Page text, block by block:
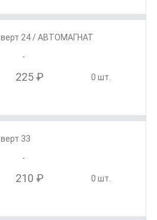
24 / АВТОМАГНАТ
-
225 ₽ 0 шт.
33
-
210 ₽ 0 шт.